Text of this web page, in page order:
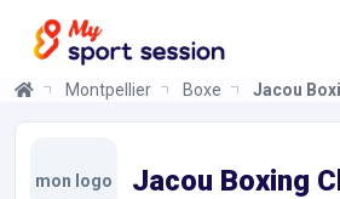
Montpellier Boxe Jacou
mon logo Jacou Boxing